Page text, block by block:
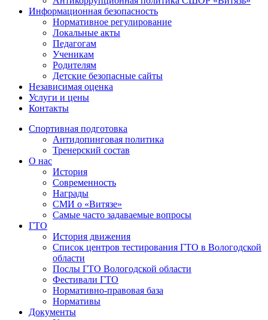
Информационная безопасность
Нормативное регулирование
Локальные акты
Педагогам
Ученикам
Родителям
Детские безопасные сайты
Независимая оценка
Услуги и цены
Контакты
Спортивная подготовка
Антидопинговая политика
Тренерский состав
О нас
История
Современность
Награды
СМИ о «Витязе»
Самые часто задаваемые вопросы
ГТО
История движения
Список центров тестирования ГТО в Вологодской
области
Послы ГТО Вологодской области
Фестивали ГТО
Нормативно-правовая база
Нормативы
Документы